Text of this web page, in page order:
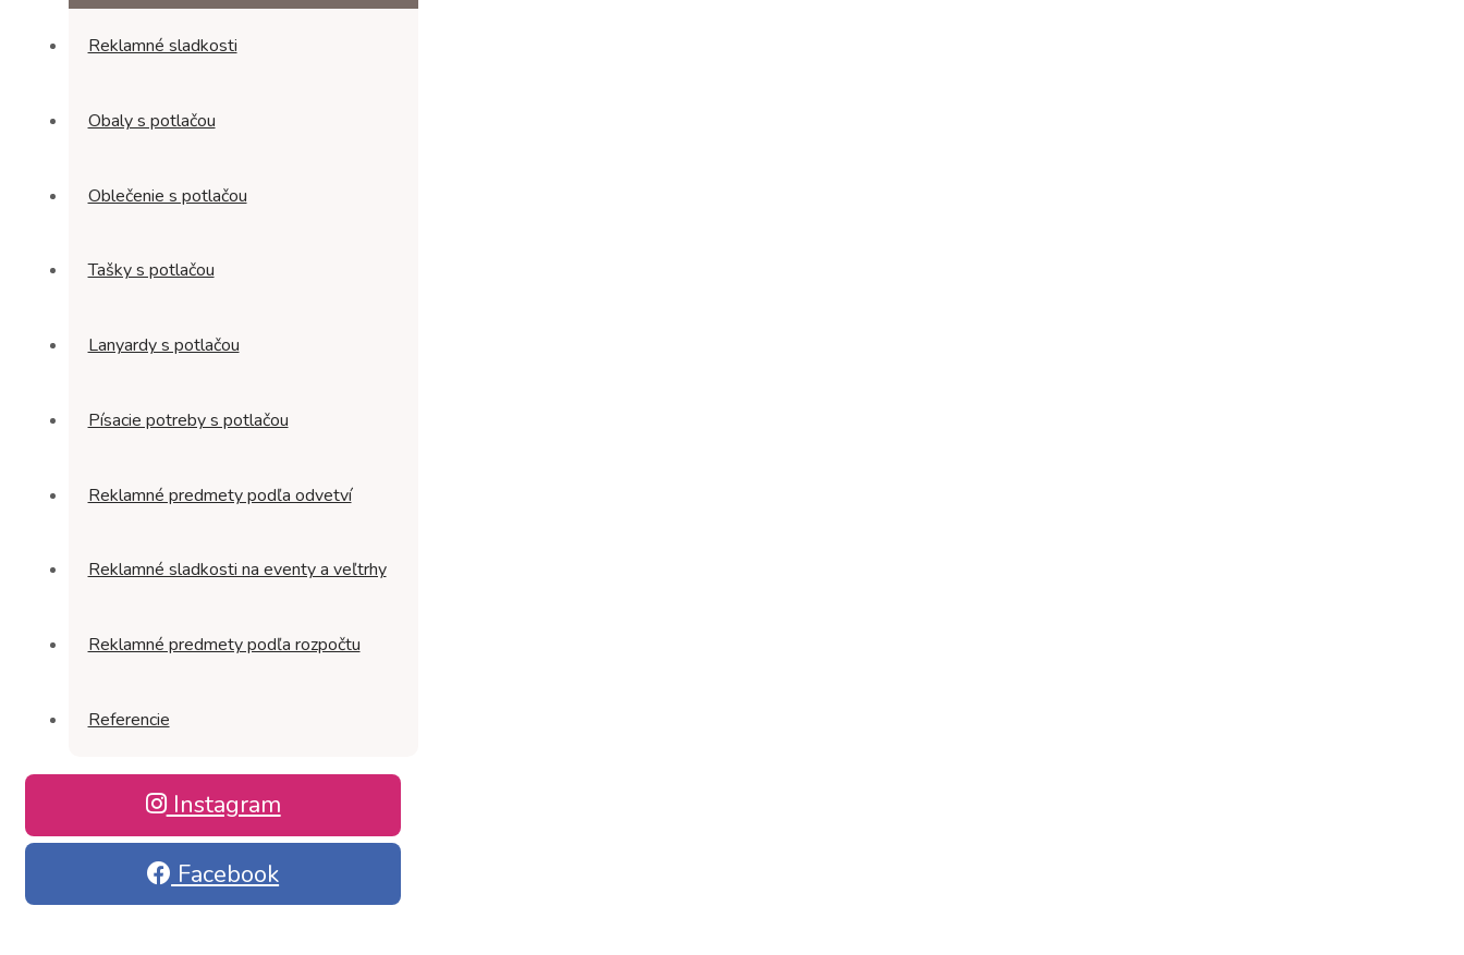
Reklamné sladkosti
Obaly s potlačou
Oblečenie s potlačou
Tašky s potlačou
Lanyardy s potlačou
Písacie potreby s potlačou
Reklamné predmety podľa odvetví
Reklamné sladkosti na eventy a veľtrhy
Reklamné predmety podľa rozpočtu
Referencie
Instagram
Facebook